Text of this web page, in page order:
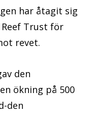
har åtagit sig
Trust för
revet.
den
ökning på 500
den